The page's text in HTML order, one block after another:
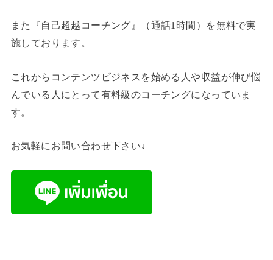
また『自己超越コーチング』（通話1時間）を無料で実
施しております。
これからコンテンツビジネスを始める人や収益が伸び悩
んでいる人にとって有料級のコーチングになっていま
す。
お気軽にお問い合わせ下さい↓